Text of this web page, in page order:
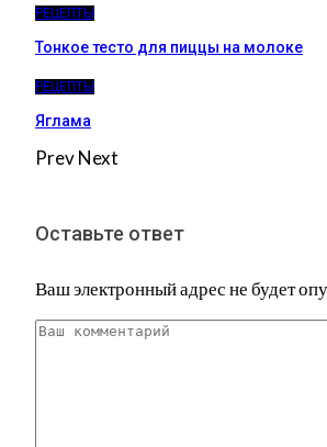
РЕЦЕПТЫ
Тонкое тесто для пиццы на молоке
РЕЦЕПТЫ
Яглама
PrevNext
Оставьте ответ
Ваш электронный адрес не будет